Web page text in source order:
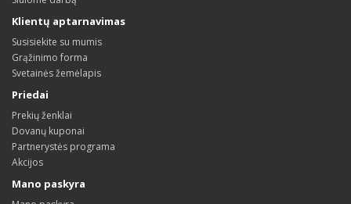
Klientų aptarnavimas
Susisiekite su mumis
Grąžinimo forma
Svetainės žemėlapis
Priedai
Prekių ženklai
Dovanų kuponai
Partnerystės programa
Akcijos
Mano paskyra